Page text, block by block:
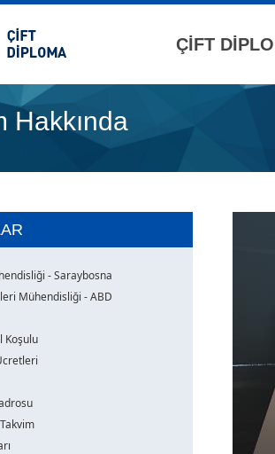
ÇİFT
Hakkında
- Saraybosna
Mühendisliği - ABD
Koşulu